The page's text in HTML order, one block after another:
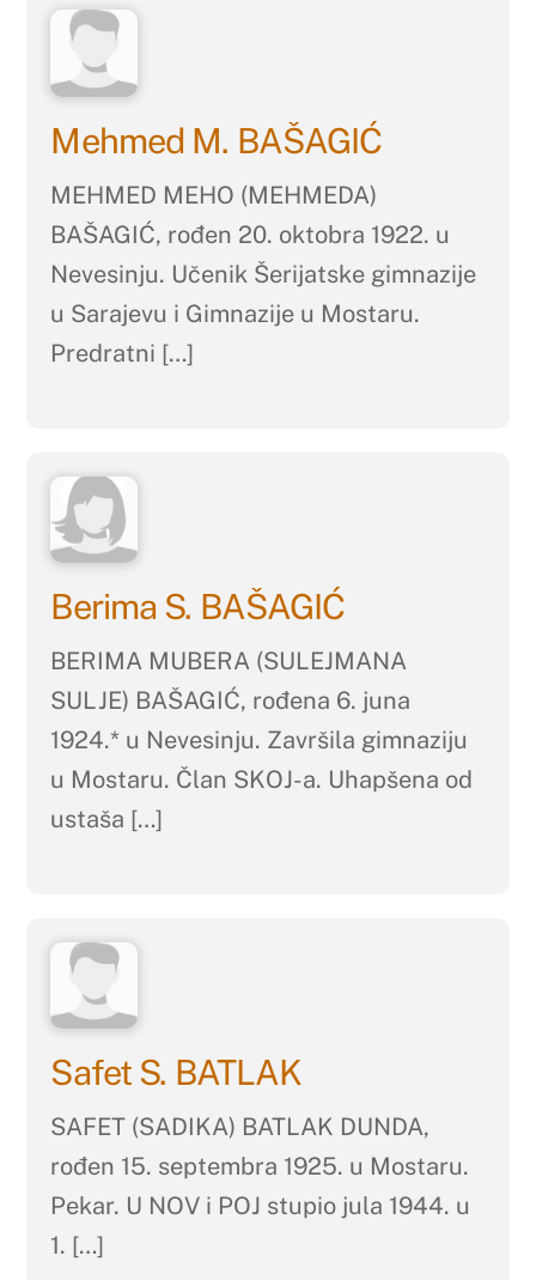
Mehmed M. BAŠAGIĆ
MEHMED MEHO (MEHMEDA)
BAŠAGIĆ, rođen 20. oktobra 1922. u
Nevesinju. Učenik Šerijatske gimnazije
u Sarajevu i Gimnazije u Mostaru.
Predratni […]
Berima S. BAŠAGIĆ
BERIMA MUBERA (SULEJMANA
SULJE) BAŠAGIĆ, rođena 6. juna
1924.* u Nevesinju. Završila gimnaziju
u Mostaru. Član SKOJ-a. Uhapšena od
ustaša […]
Safet S. BATLAK
SAFET (SADIKA) BATLAK DUNDA,
rođen 15. septembra 1925. u Mostaru.
Pekar. U NOV i POJ stupio jula 1944. u
1. […]